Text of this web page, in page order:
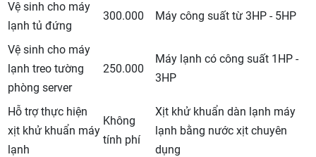
Vệ sinh cho máy
lạnh tủ đứng
300.000 Máy công suất từ 3HP - 5HP
Vệ sinh cho máy
lạnh treo tường
phòng server
250.000
Máy lạnh có công suất 1HP -
3HP
Hỗ trợ thực hiện
xịt khử khuẩn máy
lạnh
Không
tính phí
Xịt khử khuẩn dàn lạnh máy
lạnh bằng nước xịt chuyên
dụng